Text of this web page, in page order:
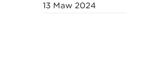
13 Maw 2024